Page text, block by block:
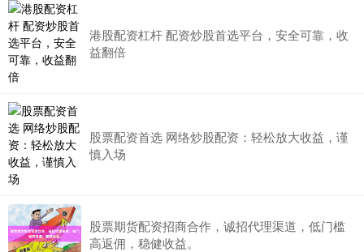
港股配资杠杆 配资炒股首选平台，安全可靠，收
益翻倍
股票配资首选 网络炒股配资：轻松放大收益，谨
慎入场
股票期货配资招商合作，诚招代理渠道，低门槛
高返佣，稳健收益。